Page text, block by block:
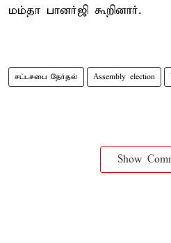
மம்தா பானர்ஜி கூறினார்.
சட்டசபை தேர்தல் Assembly election
Show